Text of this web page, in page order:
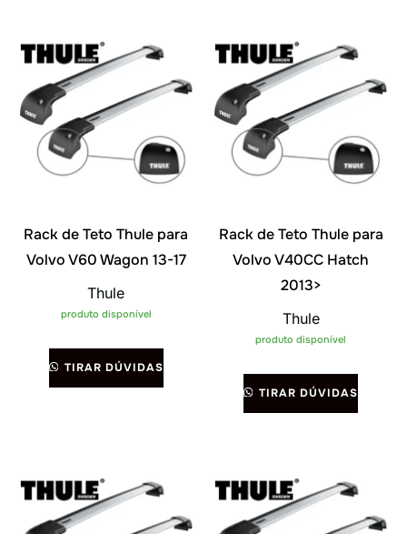
Rack de Teto Thule para
Volvo V60 Wagon 13-17
Thule
produto disponível
TIRAR DÚVIDAS
Rack de Teto Thule para
Volvo V40CC Hatch
2013>
Thule
produto disponível
TIRAR DÚVIDAS